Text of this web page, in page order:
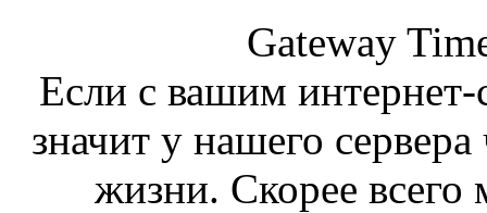
Gateway
Если с вашим интернет-
значит у нашего
жизни. Скорее